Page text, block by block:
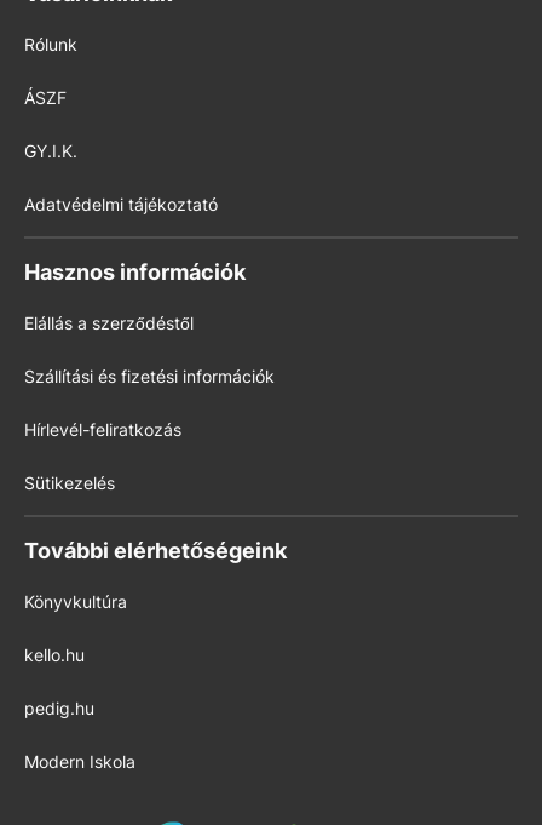
Rólunk
ÁSZF
GY.I.K.
Adatvédelmi tájékoztató
Hasznos információk
Elállás a szerződéstől
Szállítási és fizetési információk
Hírlevél-feliratkozás
Sütikezelés
További elérhetőségeink
Könyvkultúra
kello.hu
pedig.hu
Modern Iskola